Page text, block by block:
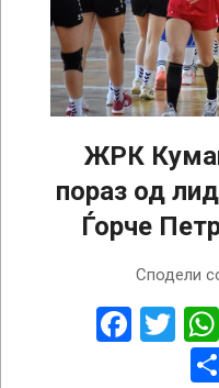
ЖРК
пораз од
Ѓорче
Сподели